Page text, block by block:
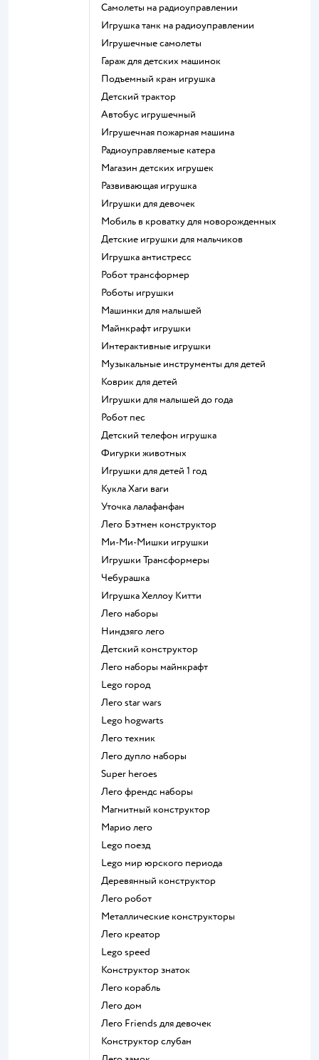
Самолеты на радиоуправлении
Игрушка танк на радиоуправлении
Игрушечные самолеты
Гараж для детских машинок
Подъемный кран игрушка
Детский трактор
Автобус игрушечный
Игрушечная пожарная машина
Радиоуправляемые катера
Магазин детских игрушек
Развивающая игрушка
Игрушки для девочек
Мобиль в кроватку для новорожденных
Детские игрушки для мальчиков
Игрушка антистресс
Робот трансформер
Роботы игрушки
Машинки для малышей
Майнкрафт игрушки
Интерактивные игрушки
Музыкальные инструменты для детей
Коврик для детей
Игрушки для малышей до года
Робот пес
Детский телефон игрушка
Фигурки животных
Игрушки для детей 1 год
Кукла Хаги ваги
Уточка лалафанфан
Лего Бэтмен конструктор
Ми-Ми-Мишки игрушки
Игрушки Трансформеры
Чебурашка
Игрушка Хеллоу Китти
Лего наборы
Ниндзяго лего
Детский конструктор
Лего наборы майнкрафт
Lego город
Лего star wars
Lego hogwarts
Лего техник
Лего дупло наборы
Super heroes
Лего френдс наборы
Магнитный конструктор
Марио лего
Lego поезд
Lego мир юрского периода
Деревянный конструктор
Лего робот
Металлические конструкторы
Лего креатор
Lego speed
Конструктор знаток
Лего корабль
Лего дом
Лего Friends для девочек
Конструктор слубан